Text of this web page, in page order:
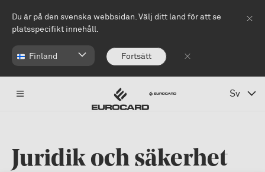
Du är på den svenska webbsidan. Välj ditt land för att se
platsspecifikt innehåll.
Finland Fortsätt
Sv
Juridik och säkerhet